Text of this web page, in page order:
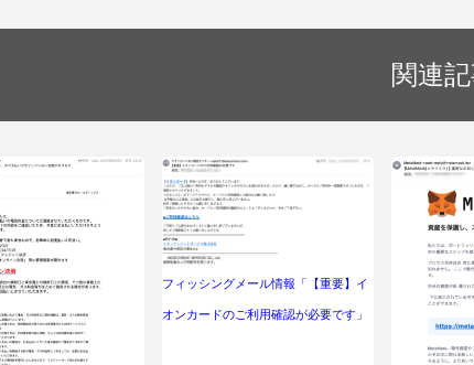
関連
フィッシングメール情報「【重要】イ
オンカードのご利用確認が必要です」